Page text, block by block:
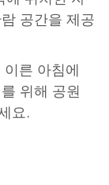
공간을 제공
른 아침에
위해 공원
요.